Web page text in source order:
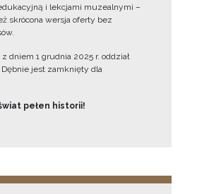
i lekcjami muzealnymi –
skrócona wersja oferty bez
dniem 1 grudnia 2025 r. oddział
jest zamknięty dla
pełen historii!